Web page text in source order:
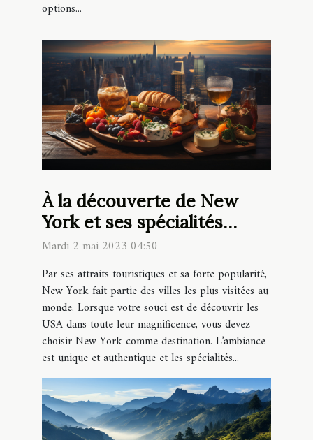
options...
À la découverte de New
York et ses spécialités
culinaires
Mardi 2 mai 2023 04:50
Par ses attraits touristiques et sa forte popularité,
New York fait partie des villes les plus visitées au
monde. Lorsque votre souci est de découvrir les
USA dans toute leur magnificence, vous devez
choisir New York comme destination. L’ambiance
est unique et authentique et les spécialités...